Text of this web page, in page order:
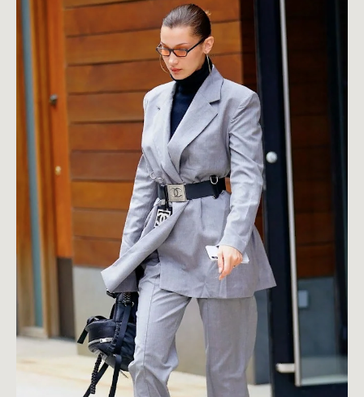
о проекте
гении моды
лекции
ЛЕКТОРИЙ
MY NEW WARDROBE
результат обучения
курсы